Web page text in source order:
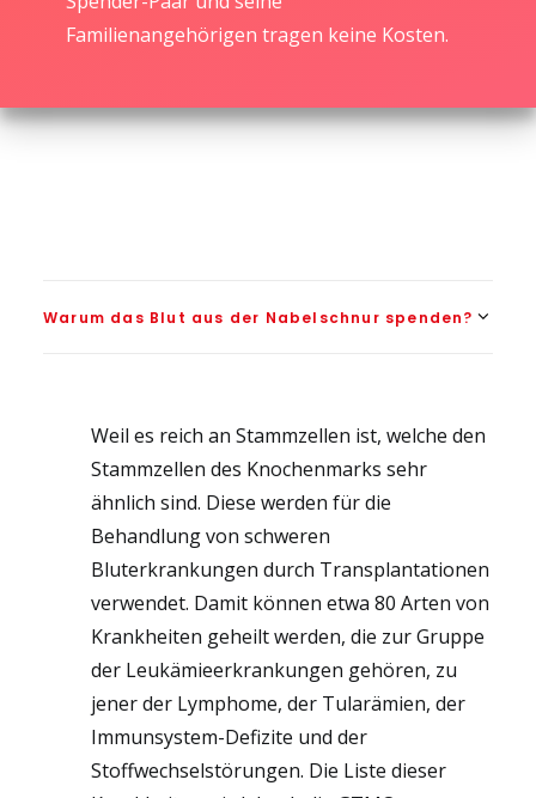
Familienangehörigen tragen keine Kosten.
Warum das Blut aus der Nabelschnur spenden?
Weil es reich an Stammzellen ist, welche den
Stammzellen des Knochenmarks sehr
ähnlich sind. Diese werden für die
Behandlung von schweren
Bluterkrankungen durch Transplantationen
verwendet. Damit können etwa 80 Arten von
Krankheiten geheilt werden, die zur Gruppe
der Leukämieerkrankungen gehören, zu
jener der Lymphome, der Tularämien, der
Immunsystem-Defizite und der
Stoffwechselstörungen. Die Liste dieser